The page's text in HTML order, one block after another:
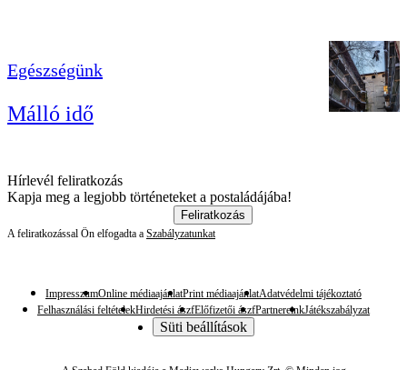
Egészségünk
Málló idő
Hírlevél feliratkozás
Kapja meg a legjobb történeteket a postaládájába!
Feliratkozás
A feliratkozással Ön elfogadta a Szabályzatunkat
ImpresszumOnline médiaajánlatPrint médiaajánlatAdatvédelmi tájékoztató
Felhasználási feltételekHirdetési ászfElőfizetői ászfPartnereinkJátékszabályzat
Süti beállítások